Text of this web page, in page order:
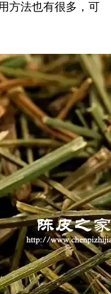
方法也有很多，可